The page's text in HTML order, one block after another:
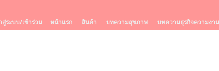
สู่ระบบ/เข้าร่วม หน้าแรก สินค้า บทความสุขภาพ บทความธุรกิจความงาม